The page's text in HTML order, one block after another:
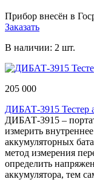
Прибор внесён в
Заказать
В наличии: 2 шт.
205 000
ДИБАТ-3915 Тестер
ДИБАТ-3915 –
измерить
аккумуляторных
метод измерения
определить
аккумулятора, тем